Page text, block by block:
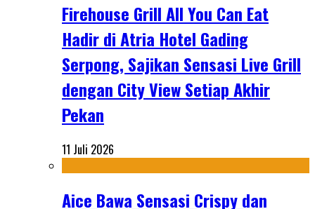
Firehouse Grill All You Can Eat
Hadir di Atria Hotel Gading
Serpong, Sajikan Sensasi Live Grill
dengan City View Setiap Akhir
Pekan
11 Juli 2026
Aice Bawa Sensasi Crispy dan